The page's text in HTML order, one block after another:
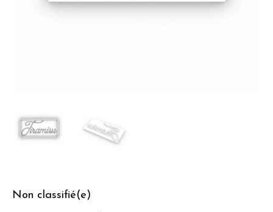
Non classifié(e)